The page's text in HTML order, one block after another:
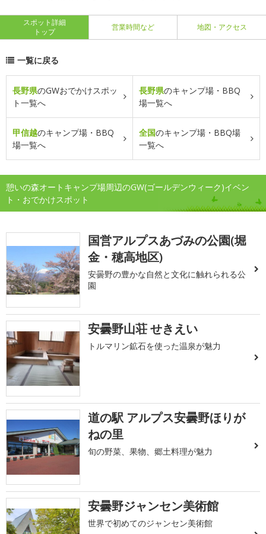
スポット詳細
トップ
営業時間など 地図・アクセス
一覧に戻る
長野県のGWおでかけスポッ
ト一覧へ
長野県のキャンプ場・BBQ
場一覧へ
甲信越のキャンプ場・BBQ
場一覧へ
全国のキャンプ場・BBQ場
一覧へ
憩いの森オートキャンプ場周辺のGW(ゴールデンウィーク)イベン
ト・おでかけスポット
国営アルプスあづみの公園(堀
金・穂高地区)
安曇野の豊かな自然と文化に触れられる公
園
安曇野山荘 せきえい
トルマリン鉱石を使った温泉が魅力
道の駅 アルプス安曇野ほりが
ねの里
旬の野菜、果物、郷土料理が魅力
安曇野ジャンセン美術館
世界で初めてのジャンセン美術館